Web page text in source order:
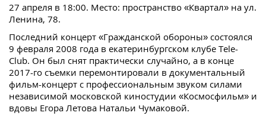
27 апреля в 18:00. Место: пространство «Квартал» на ул.
Ленина, 78.
Последний концерт «Гражданской обороны» состоялся
9 февраля 2008 года в екатеринбургском клубе Tele-
Club. Он был снят практически случайно, а в конце
2017-го съемки перемонтировали в документальный
фильм-концерт с профессиональным звуком силами
независимой московской киностудии «Космосфильм» и
вдовы Егора Летова Натальи Чумаковой.